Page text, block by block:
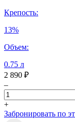
Крепость:
13%
Объем:
0.75 л
2 890 ₽
–
+
Забронировать по